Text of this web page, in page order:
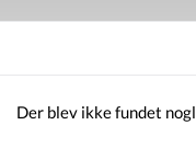
Der blev ikke fundet